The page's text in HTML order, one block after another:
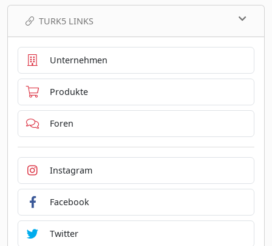
TURK5 LINKS
Unternehmen
Produkte
Foren
Instagram
Facebook
Twitter